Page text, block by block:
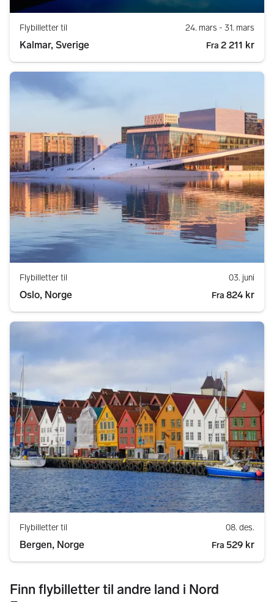
Flybilletter til 24. mars - 31. mars
Kalmar, Sverige Fra 2 211 kr
Flybilletter til 03. juni
Oslo, Norge Fra 824 kr
Flybilletter til 08. des.
Bergen, Norge Fra 529 kr
Finn flybilletter til andre land i Nord